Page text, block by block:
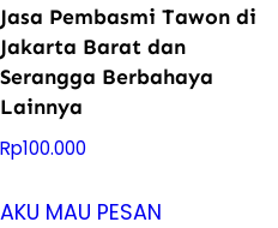
Jasa Pembasmi Tawon di
Jakarta Barat dan
Serangga Berbahaya
Lainnya
Rp100.000
AKU MAU PESAN